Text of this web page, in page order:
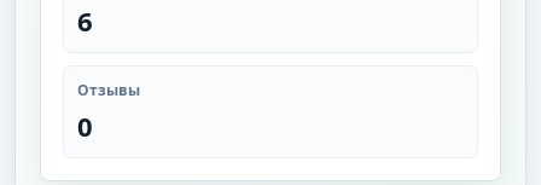
6
Отзывы
0